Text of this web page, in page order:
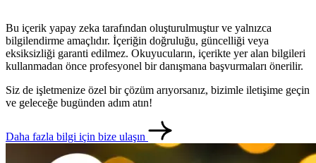
Bu içerik yapay zeka tarafından oluşturulmuştur ve yalnızca
bilgilendirme amaçlıdır. İçeriğin doğruluğu, güncelliği veya
eksiksizliği garanti edilmez. Okuyucuların, içerikte yer alan bilgileri
kullanmadan önce profesyonel bir danışmana başvurmaları önerilir.
Siz de işletmenize özel bir çözüm arıyorsanız, bizimle iletişime geçin
ve geleceğe bugünden adım atın!
Daha fazla bilgi için bize ulaşın